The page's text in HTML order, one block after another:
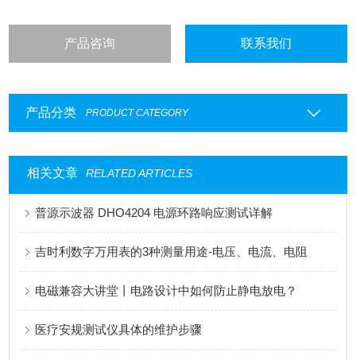
产品咨询 联系我们
产品分类 PRODUCT CATEGORY
相关文章 RELATED ARTICLES
普源示波器 DHO4204 电源环路响应测试详解
吉时利数字万用表的3种测量用途-电压、电流、电阻
电磁兼容大讲堂丨电路设计中如何防止静电放电？
医疗安规测试仪具体的维护步骤